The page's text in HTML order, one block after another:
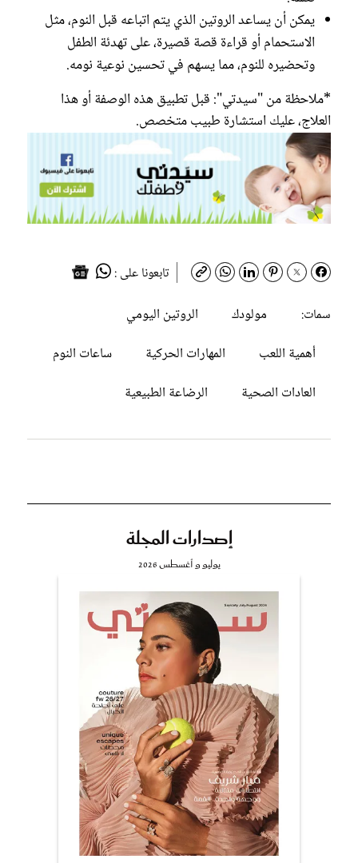
يمكن أن يساعد الروتين الذي يتم اتباعه قبل النوم، مثل
الاستحمام أو قراءة قصة قصيرة، على تهدئة الطفل
وتحضيره للنوم، مما يسهم في تحسين نوعية نومه.
*ملاحظة من "سيدتي": قبل تطبيق هذه الوصفة أو هذا
العلاج، عليك استشارة طبيب متخصص.
تابعونا على :
سمات:
مولودك
الروتين اليومي
أهمية اللعب
المهارات الحركية
ساعات النوم
العادات الصحية
الرضاعة الطبيعية
إصدارات المجلة
يوليو و أغسطس 2026